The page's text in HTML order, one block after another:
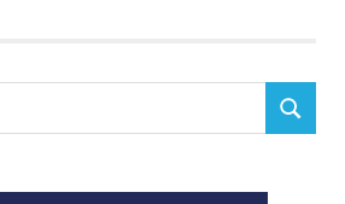
BUSCAR